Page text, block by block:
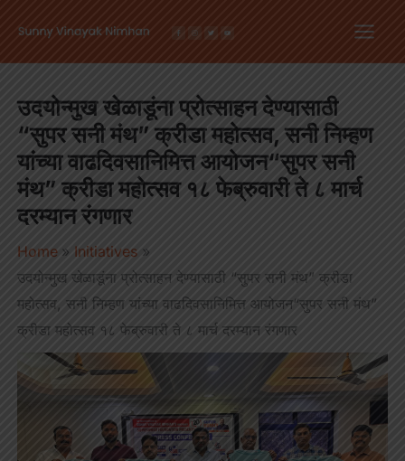
content
Main
उदयोन्मुख खेळाडूंना प्रोत्साहन देण्यासाठी
“सुपर सनी मंथ” क्रीडा महोत्सव, सनी निम्हण
यांच्या वाढदिवसानिमित्त आयोजन“सुपर सनी
मंथ” क्रीडा महोत्सव १८ फेब्रुवारी ते ८ मार्च
दरम्यान रंगणार
Home
Initiatives
उदयोन्मुख खेळाडूंना प्रोत्साहन देण्यासाठी “सुपर सनी मंथ” क्रीडा
महोत्सव, सनी निम्हण यांच्या वाढदिवसानिमित्त आयोजन“सुपर सनी मंथ”
क्रीडा महोत्सव १८ फेब्रुवारी ते ८ मार्च दरम्यान रंगणार